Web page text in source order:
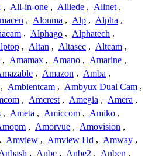
, All-in-one , Alliede , Allnet ,
, Alonma , Alp , Alpha ,
, Alphago , Alphatech ,
, Altan , Altasec , Altcam ,
, Amamax , Amano , Amarine ,
, Amazon , Amba ,
, Ambientcam , Ambyux Dual Cam ,
, Amcrest , Amegia , Amera ,
, Ameta , Amiccom , Amiko ,
, Amorvue , Amovision ,
, Amview , Amview Hd , Amway ,
, Anbe , Anbe2 , Anben ,